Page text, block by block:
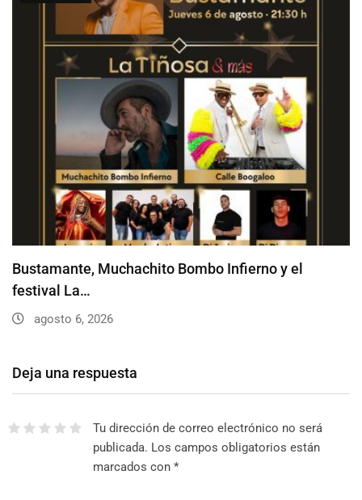
Bustamante, Muchachito Bombo Infierno y el
festival La…
agosto 6, 2026
Deja una respuesta
Tu dirección de correo electrónico no será
publicada. Los campos obligatorios están
marcados con *